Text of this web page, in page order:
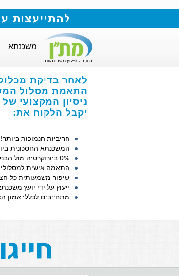
להתייעצות עם מומחה
החברה לייעוץ משכנתאות
משכנתא
לאחר בדיקת
התאמת מסלול
ניסיון המקצועי
יקבל הלקוח את:
הריביות הנמוכות ביותר!
המשכנתא החסכונית
0% ביורוקרטיה מול הבנקים!
התאמה אישית
שיפור משמעותית כל
ייעוץ על ידי יועץ
מתחייבים לכללי אמון
חייגו : 073-